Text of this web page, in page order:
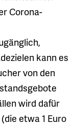
Corona-
kann es
von den
wird dafür
etwa 1 Euro